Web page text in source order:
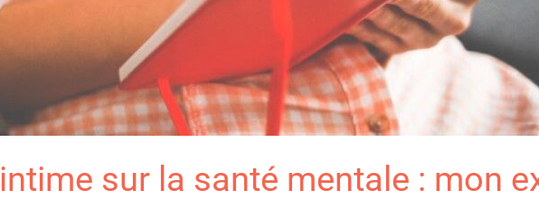
sur la santé mentale : mon